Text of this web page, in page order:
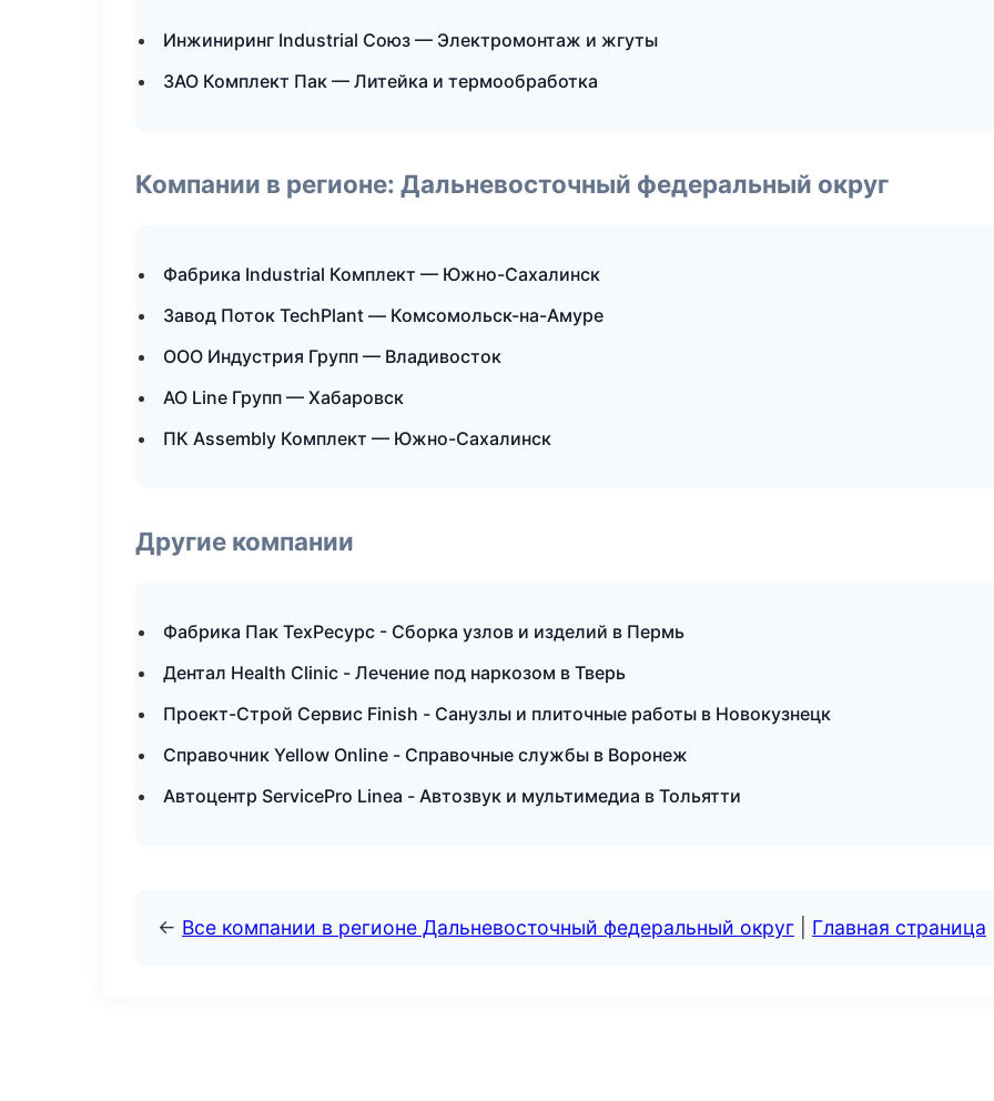
Инжиниринг Industrial Союз — Электромонтаж и жгуты
ЗАО Комплект Пак — Литейка и термообработка
Компании в регионе: Дальневосточный федеральный округ
Фабрика Industrial Комплект — Южно-Сахалинск
Завод Поток TechPlant — Комсомольск-на-Амуре
ООО Индустрия Групп — Владивосток
АО Line Групп — Хабаровск
ПК Assembly Комплект — Южно-Сахалинск
Другие компании
Фабрика Пак ТехРесурс - Сборка узлов и изделий в Пермь
Дентал Health Clinic - Лечение под наркозом в Тверь
Проект-Строй Сервис Finish - Санузлы и плиточные работы в Новокузнецк
Справочник Yellow Online - Справочные службы в Воронеж
Автоцентр ServicePro Linea - Автозвук и мультимедиа в Тольятти
← Все компании в регионе Дальневосточный федеральный округ Главная страница